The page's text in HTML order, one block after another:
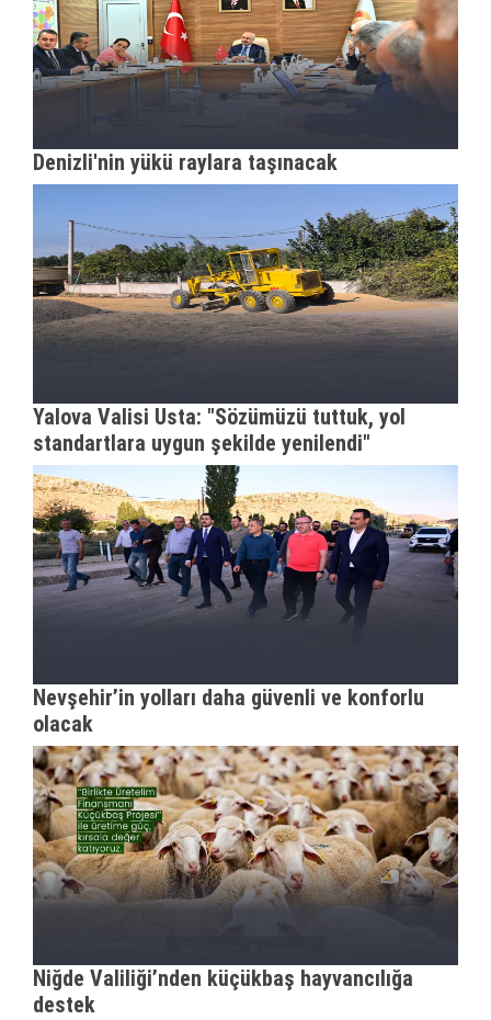
Denizli'nin yükü raylara taşınacak
Yalova Valisi Usta: "Sözümüzü tuttuk, yol
standartlara uygun şekilde yenilendi"
Nevşehir’in yolları daha güvenli ve konforlu
olacak
Niğde Valiliği’nden küçükbaş hayvancılığa
destek